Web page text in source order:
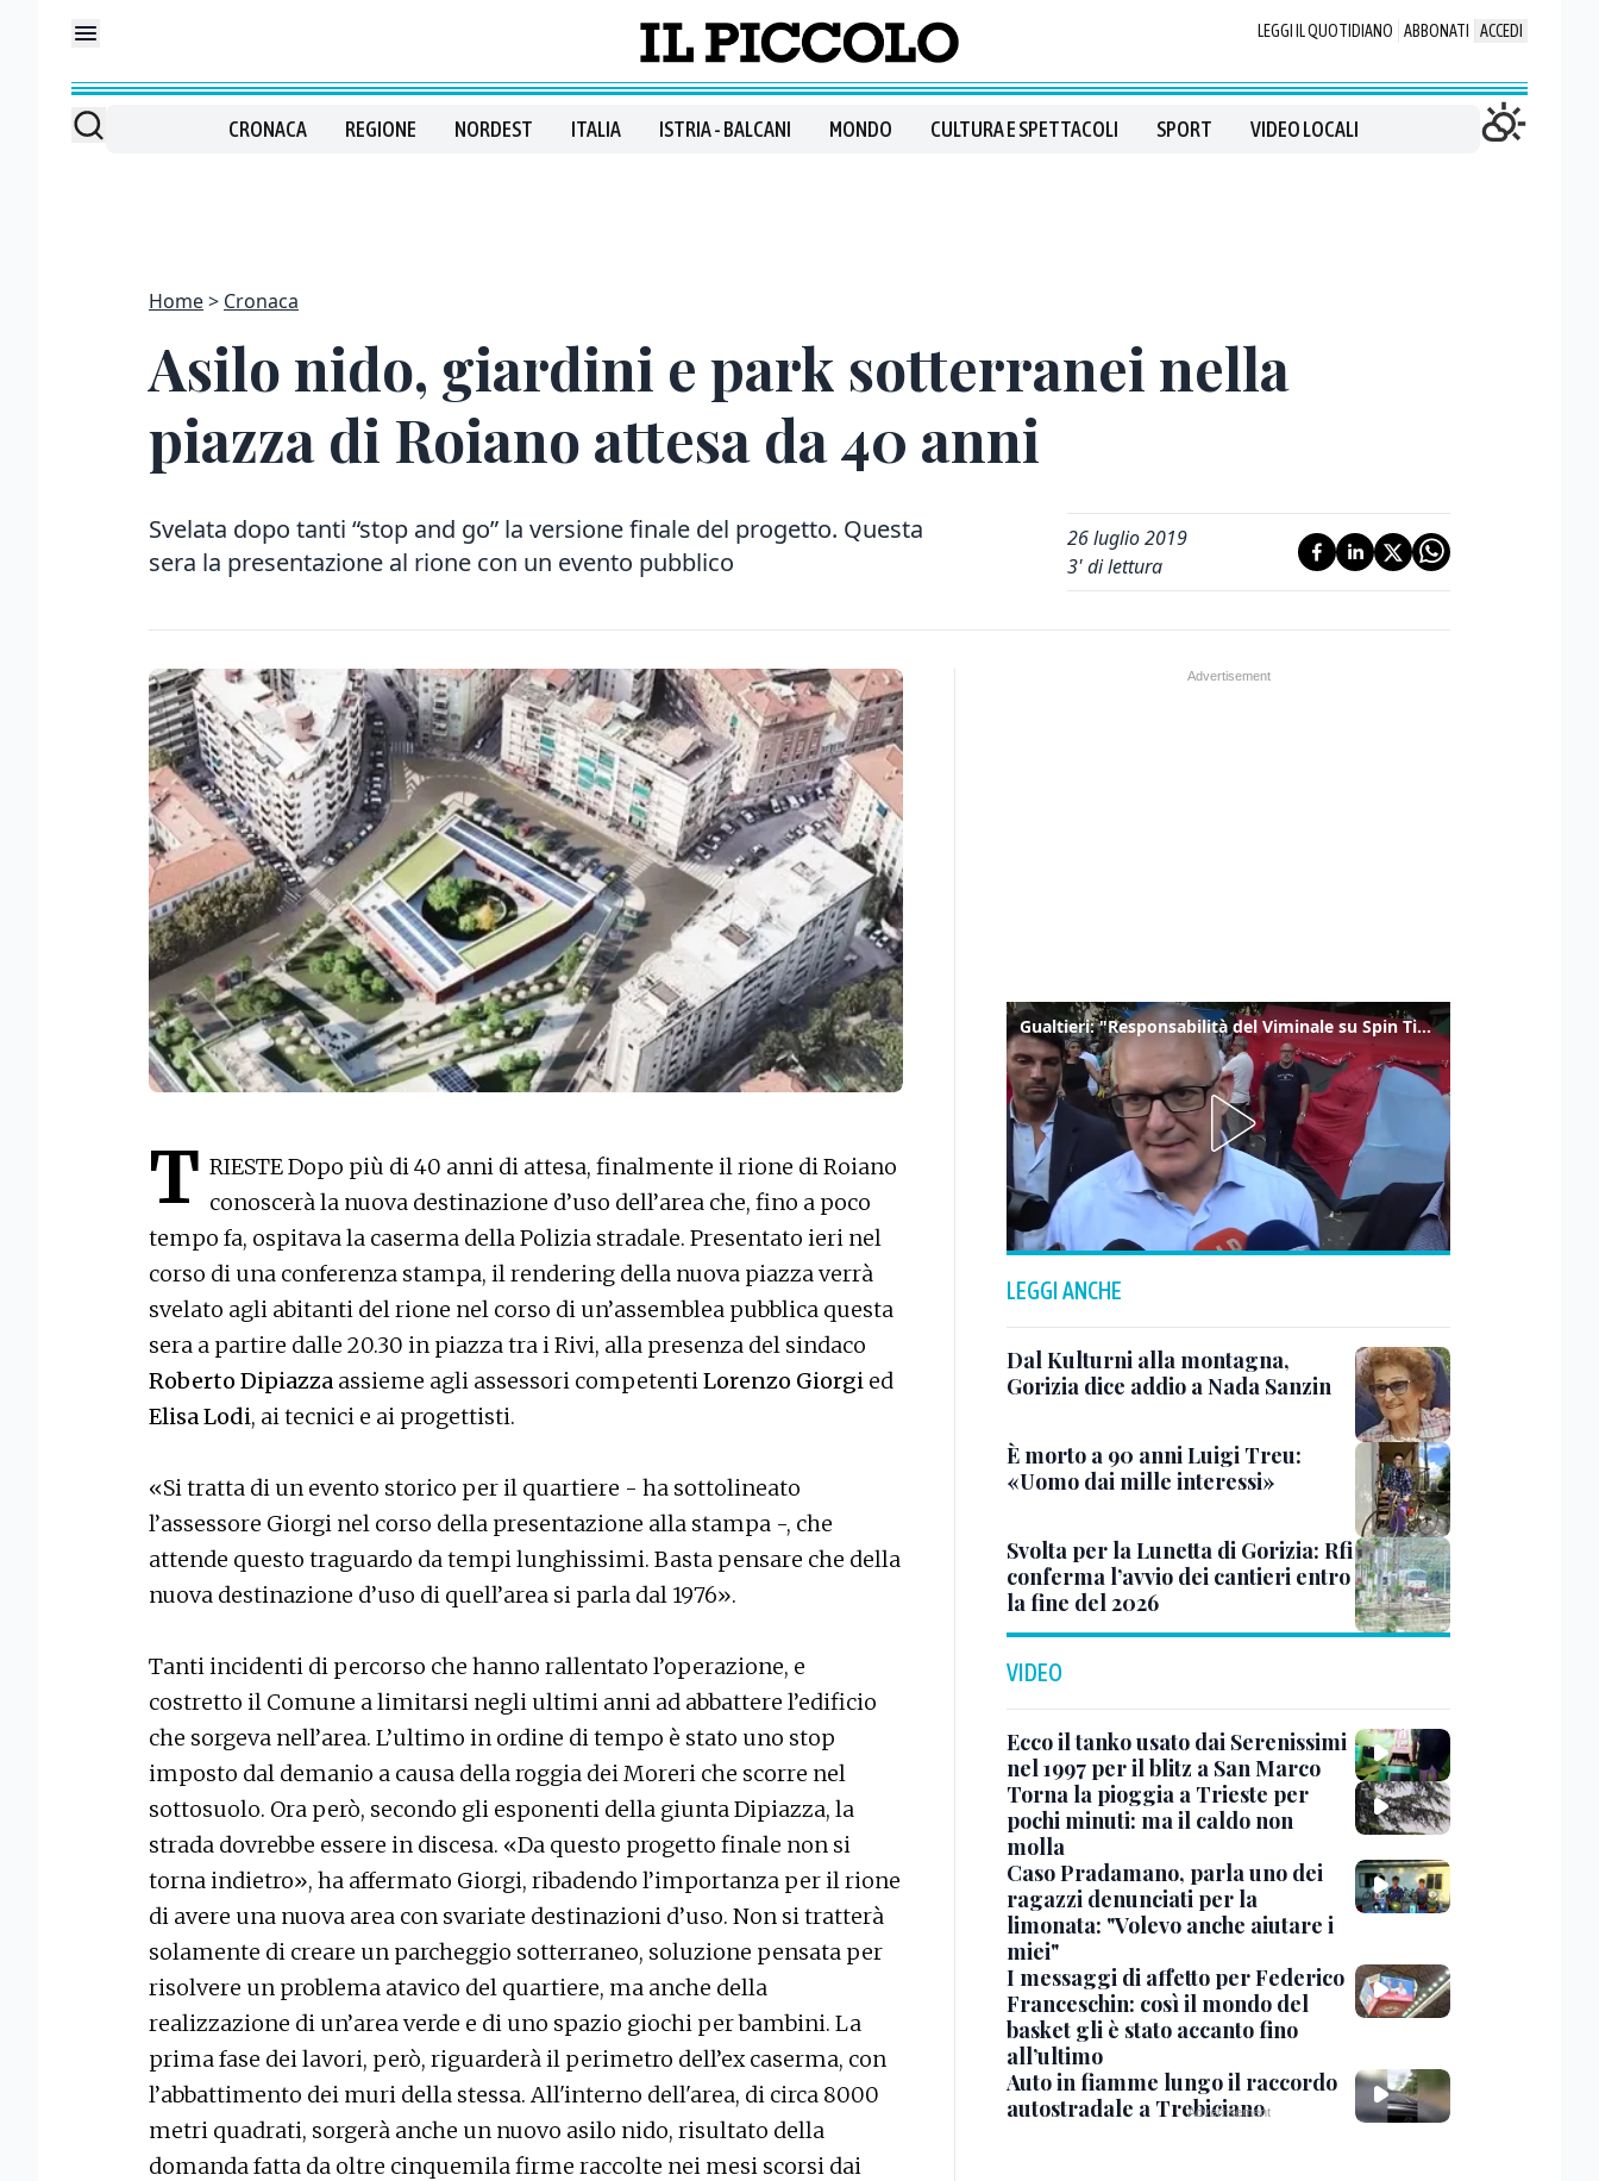
LEGGI IL QUOTIDIANO ABBONATI ACCEDI
CRONACA REGIONE NORDEST ITALIA ISTRIA - BALCANI MONDO CULTURA E SPETTACOLI SPORT VIDEO LOCALI
Home Cronaca
Asilo nido, giardini e park sotterranei nella
piazza di Roiano attesa da 40 anni
Svelata dopo tanti “stop and go” la versione finale del progetto. Questa
sera la presentazione al rione con un evento pubblico
26 luglio 2019
3' di lettura
T RIESTE Dopo più di 40 anni di attesa, finalmente il rione di Roiano
conoscerà la nuova destinazione d’uso dell’area che, fino a poco
tempo fa, ospitava la caserma della Polizia stradale. Presentato ieri nel
corso di una conferenza stampa, il rendering della nuova piazza verrà
svelato agli abitanti del rione nel corso di un’assemblea pubblica questa
sera a partire dalle 20.30 in piazza tra i Rivi, alla presenza del sindaco
Roberto Dipiazza assieme agli assessori competentiLorenzo Giorgi ed
Elisa Lodi, ai tecnici e ai progettisti.
«Si tratta di un evento storico per il quartiere - ha sottolineato
l’assessore Giorgi nel corso della presentazione alla stampa -, che
attende questo traguardo da tempi lunghissimi. Basta pensare che della
nuova destinazione d’uso di quell’area si parla dal 1976».
Tanti incidenti di percorso che hanno rallentato l’operazione, e
costretto il Comune a limitarsi negli ultimi anni ad abbattere l’edificio
che sorgeva nell’area. L’ultimo in ordine di tempo è stato uno stop
imposto dal demanio a causa della roggia dei Moreri che scorre nel
sottosuolo. Ora però, secondo gli esponenti della giunta Dipiazza, la
strada dovrebbe essere in discesa. «Da questo progetto finale non si
torna indietro», ha affermato Giorgi, ribadendo l’importanza per il rione
di avere una nuova area con svariate destinazioni d’uso. Non si tratterà
solamente di creare un parcheggio sotterraneo, soluzione pensata per
risolvere un problema atavico del quartiere, ma anche della
realizzazione di un’area verde e di uno spazio giochi per bambini. La
prima fase dei lavori, però, riguarderà il perimetro dell’ex caserma, con
l’abbattimento dei muri della stessa. All'interno dell'area, di circa 8000
metri quadrati, sorgerà anche un nuovo asilo nido, risultato della
domanda fatta da oltre cinquemila firme raccolte nei mesi scorsi dai
Gualtieri: "Responsabilità del Viminale su Spin Time? La posizione dei partiti è nota"
LEGGI ANCHE
Dal Kulturni alla montagna,
Gorizia dice addio a Nada Sanzin
È morto a 90 anni Luigi Treu:
«Uomo dai mille interessi»
Svolta per la Lunetta di Gorizia: Rfi
conferma l’avvio dei cantieri entro
la fine del 2026
VIDEO
Ecco il tanko usato dai Serenissimi
nel 1997 per il blitz a San Marco
Torna la pioggia a Trieste per
pochi minuti: ma il caldo non
molla
Caso Pradamano, parla uno dei
ragazzi denunciati per la
limonata: "Volevo anche aiutare i
miei"
I messaggi di affetto per Federico
Franceschin: così il mondo del
basket gli è stato accanto fino
all’ultimo
Auto in fiamme lungo il raccordo
autostradale a Trebiciano